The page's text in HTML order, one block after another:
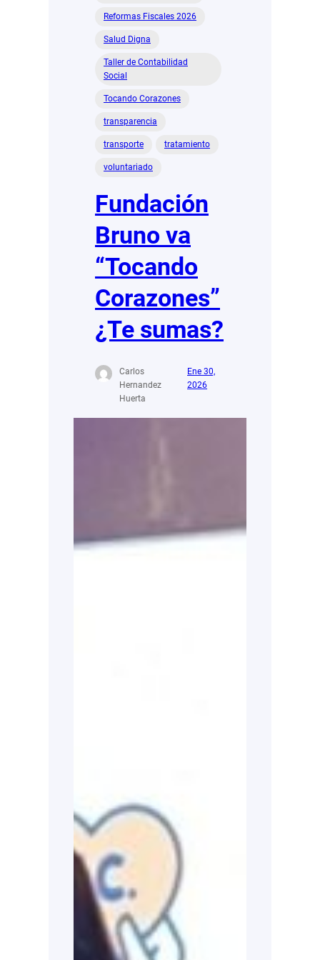
Reformas Fiscales 2026
Salud Digna
Taller de Contabilidad
Social
Tocando Corazones
transparencia
transporte tratamiento
voluntariado
Fundación
Bruno va
“Tocando
Corazones”
¿Te sumas?
Carlos
Hernandez
Huerta
Ene 30,
2026